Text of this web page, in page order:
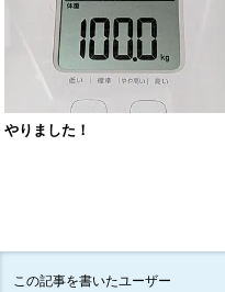
やりました！
この記事を書いたユーザー